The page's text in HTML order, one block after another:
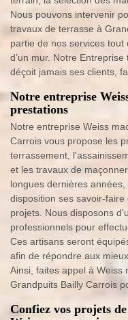
Nous pouvons intervenir
travaux de terrasse à
partie de nos services
d’un mur. Notre
déçoit jamais ses clients,
Notre entreprise
prestations
Notre entreprise Weiss
Carrois vous propose les
terrassement,
et les travaux de
longues dernières
disposition ses savoir-
projets. Nous disposons
professionnels pour
Ces artisans seront
afin de répondre aux
Ainsi, faites appel à Weiss
Grandpuits Bailly Carrois
Confiez vos projets